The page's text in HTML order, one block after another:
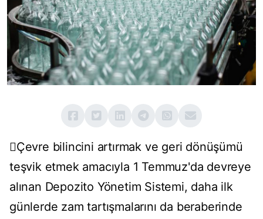
Çevre bilincini artırmak ve geri dönüşümü
teşvik etmek amacıyla 1 Temmuz'da devreye
alınan Depozito Yönetim Sistemi, daha ilk
günlerde zam tartışmalarını da beraberinde